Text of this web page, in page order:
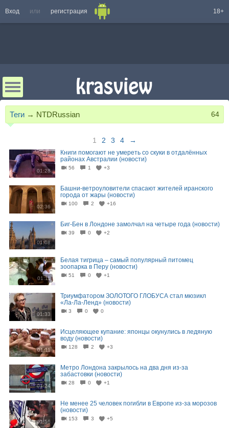
Вход или регистрация 18+
Теги → NTDRussian 64
1 2 3 4 →
01:28
Книги помогают не умереть со скуки в отдалённых
районах Австралии (новости)
56 1 +3
02:36
Башни-ветроуловители спасают жителей иранского
города от жары (новости)
100 2 +16
01:08
Биг-Бен в Лондоне замолчал на четыре года (новости)
39 0 +2
01:11
Белая тигрица – самый популярный питомец
зоопарка в Перу (новости)
51 0 +1
01:33
Триумфатором ЗОЛОТОГО ГЛОБУСА стал мюзикл
«Ла-Ла-Ленд» (новости)
3 0 0
01:11
Исцеляющее купание: японцы окунулись в ледяную
воду (новости)
128 2 +3
01:24
Метро Лондона закрылось на два дня из-за
забастовки (новости)
28 0 +1
01:56
Не менее 25 человек погибли в Европе из-за морозов
(новости)
153 3 +5